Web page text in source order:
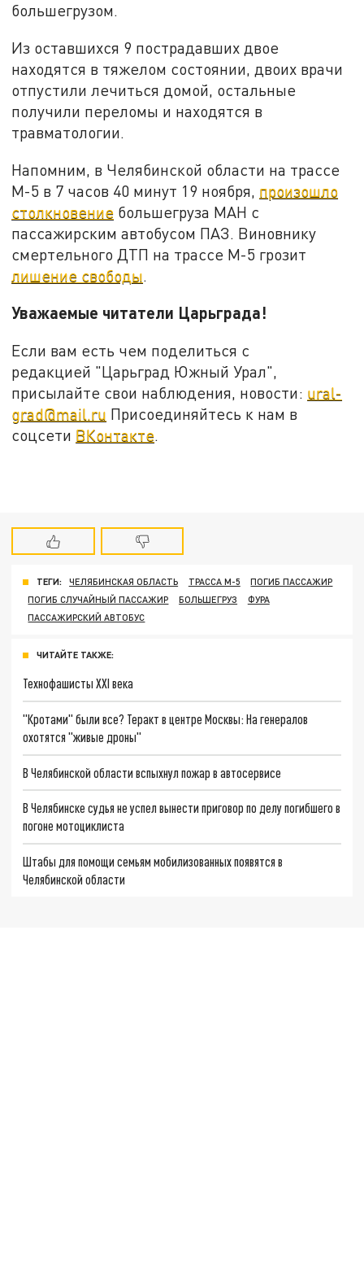
большегрузом.
Из оставшихся 9 пострадавших двое
находятся в тяжелом состоянии, двоих врачи
отпустили лечиться домой, остальные
получили переломы и находятся в
травматологии.
Напомним, в Челябинской области на трассе
М-5 в 7 часов 40 минут 19 ноября, произошло
столкновение большегруза МАН с
пассажирским автобусом ПАЗ. Виновнику
смертельного ДТП на трассе М-5 грозит
лишение свободы.
Уважаемые читатели Царьграда!
Если вам есть чем поделиться с
редакцией "Царьград Южный Урал",
присылайте свои наблюдения, новости: ural-
grad@mail.ru Присоединяйтесь к нам в
соцсети ВКонтакте.
ТЕГИ: ЧЕЛЯБИНСКАЯ ОБЛАСТЬ ТРАССА М-5
ПОГИБ ПАССАЖИР
ПОГИБ СЛУЧАЙНЫЙ ПАССАЖИР
БОЛЬШЕГРУЗ
ФУРА
ПАССАЖИРСКИЙ АВТОБУС
ЧИТАЙТЕ ТАКЖЕ:
Технофашисты XXI века
"Кротами" были все? Теракт в центре Москвы: На генералов
охотятся "живые дроны"
В Челябинской области вспыхнул пожар в автосервисе
В Челябинске судья не успел вынести приговор по делу погибшего в
погоне мотоциклиста
Штабы для помощи семьям мобилизованных появятся в
Челябинской области